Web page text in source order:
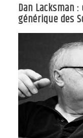
Dan Lacksman
générique des